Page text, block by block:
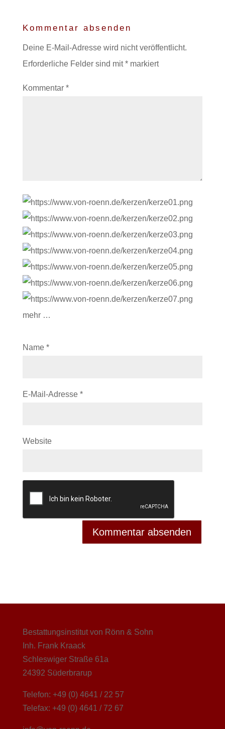
Kommentar absenden
Deine E-Mail-Adresse wird nicht veröffentlicht.
Erforderliche Felder sind mit*markiert
Kommentar *
mehr …
Name *
E-Mail-Adresse *
Website
Bestattungsinstitut von Rönn & Sohn
Inh. Frank Kraack
Schleswiger Straße 61a
24392 Süderbrarup
Telefon: +49 (0) 4641 / 22 57
Telefax: +49 (0) 4641 / 72 67